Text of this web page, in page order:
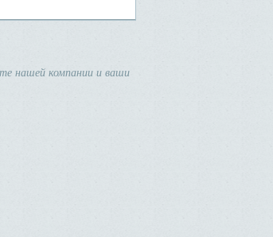
нашей компании и ваши